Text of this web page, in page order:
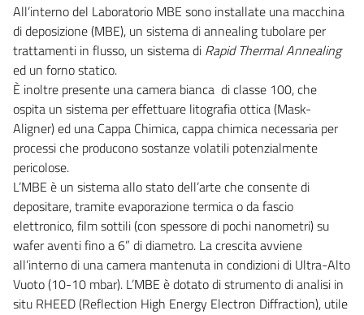
All’interno del Laboratorio MBE sono installate una macchina
di deposizione (MBE), un sistema di annealing tubolare per
trattamenti in flusso, un sistema di Rapid Thermal Annealing
ed un forno statico.
È inoltre presente una camera bianca di classe 100, che
ospita un sistema per effettuare litografia ottica (Mask-
Aligner) ed una Cappa Chimica, cappa chimica necessaria per
processi che producono sostanze volatili potenzialmente
pericolose.
L’MBE è un sistema allo stato dell’arte che consente di
depositare, tramite evaporazione termica o da fascio
elettronico, film sottili (con spessore di pochi nanometri) su
wafer aventi fino a 6” di diametro. La crescita avviene
all’interno di una camera mantenuta in condizioni di Ultra-Alto
Vuoto (10-10 mbar). L’MBE è dotato di strumento di analisi in
situ RHEED (Reflection High Energy Electron Diffraction), utile